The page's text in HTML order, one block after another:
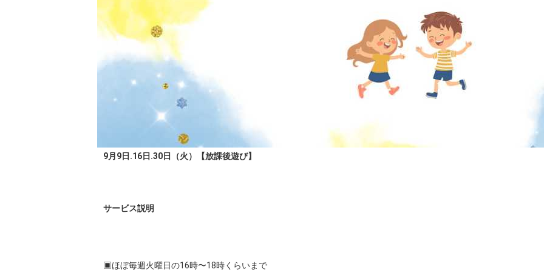
9月9日.16日.30日（火）【放課後遊び】
サービス説明
▣ほぼ毎週火曜日の16時〜18時くらいまで